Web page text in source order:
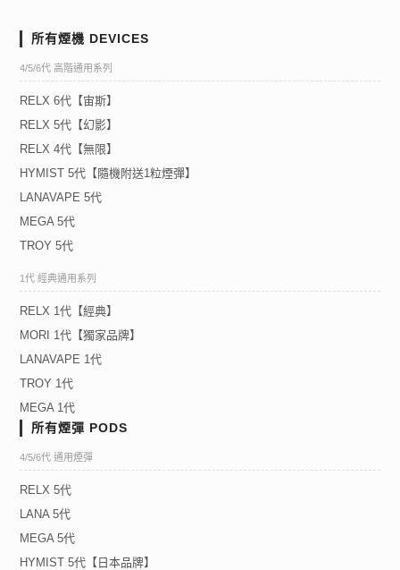
所有煙機 DEVICES
4/5/6代 高階通用系列
RELX 6代【宙斯】
RELX 5代【幻影】
RELX 4代【無限】
HYMIST 5代【隨機附送1粒煙彈】
LANAVAPE 5代
MEGA 5代
TROY 5代
1代 經典通用系列
RELX 1代【經典】
MORI 1代【獨家品牌】
LANAVAPE 1代
TROY 1代
MEGA 1代
所有煙彈 PODS
4/5/6代 通用煙彈
RELX 5代
LANA 5代
MEGA 5代
HYMIST 5代【日本品牌】